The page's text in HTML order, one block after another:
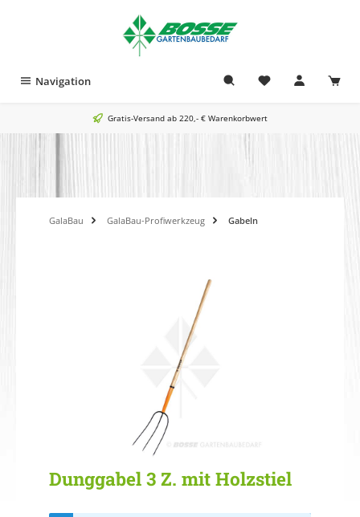
Navigation
Gratis-Versand ab 220,- € Warenkorbwert
GalaBau GalaBau-Profiwerkzeug Gabeln
Dunggabel 3 Z. mit Holzstiel